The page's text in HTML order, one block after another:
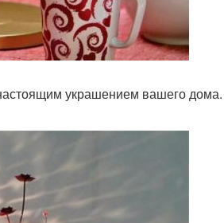
украшением вашего